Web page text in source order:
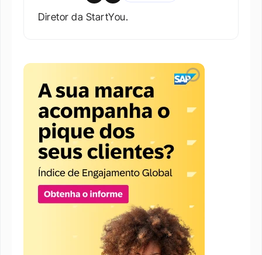
Diretor da StartYou.